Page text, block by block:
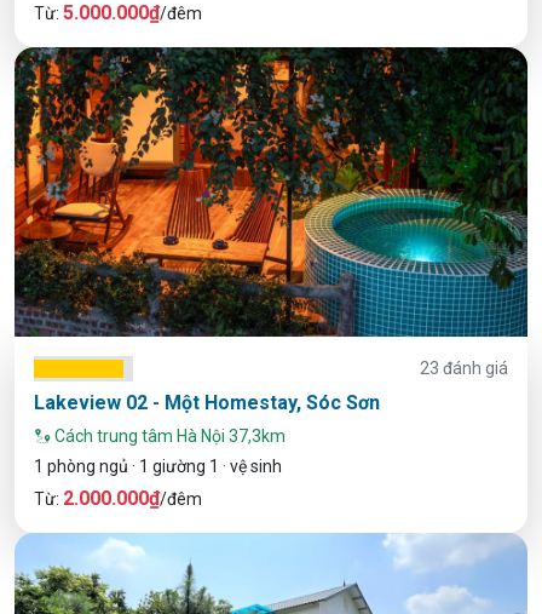
Từ: 5.000.000₫/đêm
23 đánh giá
Lakeview 02 - Một Homestay, Sóc Sơn
Cách trung tâm Hà Nội 37,3km
1 phòng ngủ · 1 giường 1 · vệ sinh
Từ: 2.000.000₫/đêm